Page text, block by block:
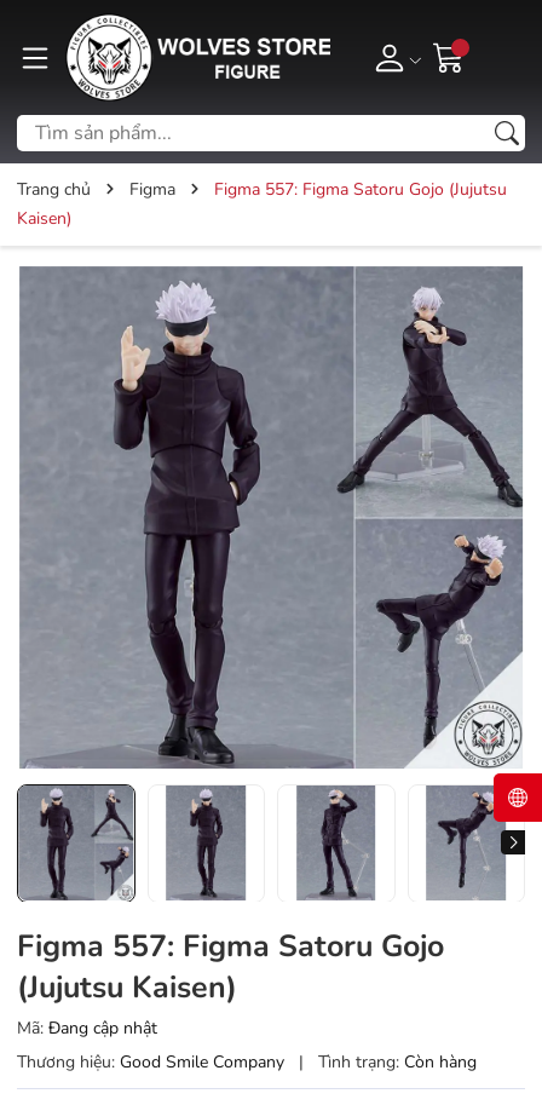
Trang chủ Figma
Figma 557: Figma Satoru Gojo (Jujutsu
Kaisen)
Figma 557: Figma Satoru Gojo
(Jujutsu Kaisen)
Mã: Đang cập nhật
Thương hiệu: Good Smile Company | Tình trạng: Còn hàng